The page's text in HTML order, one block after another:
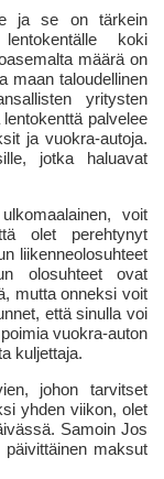
ja se on tärkein
koki
määrä on
maan taloudellinen
yritysten
palvelee
ja vuokra-autoja.
jotka haluavat
voit
olet perehtynyt
liikenneolosuhteet
olosuhteet ovat
mutta onneksi voit
että sinulla voi
vuokra-auton
kuljettaja.
johon tarvitset
yhden viikon, olet
Samoin Jos
maksut